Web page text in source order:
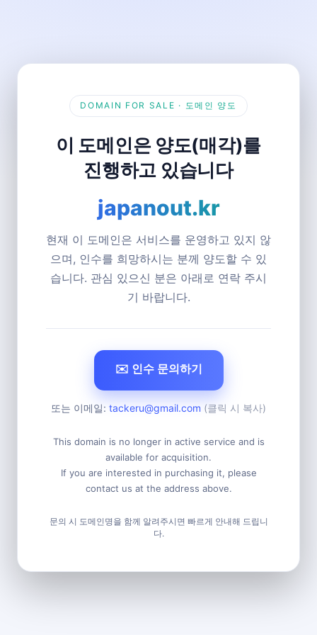
DOMAIN FOR SALE · 도메인 양도
이 도메인은 양도(매각)를
진행하고 있습니다
japanout.kr
현재 이 도메인은 서비스를 운영하고 있지 않
으며, 인수를 희망하시는 분께 양도할 수 있
습니다. 관심 있으신 분은 아래로 연락 주시
기 바랍니다.
✉️ 인수 문의하기
또는 이메일: tackeru@gmail.com (클릭 시 복사)
This domain is no longer in active service and is
available for acquisition.
If you are interested in purchasing it, please
contact us at the address above.
문의 시 도메인명을 함께 알려주시면 빠르게 안내해 드립니
다.